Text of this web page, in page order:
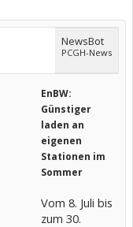
NewsBot
PCGH-News
EnBW:
Günstiger
laden an
eigenen
Stationen im
Sommer
Vom 8. Juli bis
zum 30.